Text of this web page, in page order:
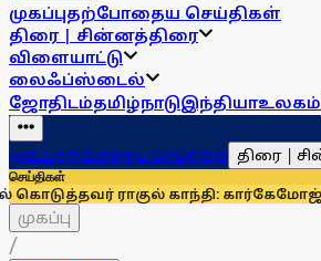
முகப்புதற்போதைய செய்திகள்
திரை | சின்னத்திரை
விளையாட்டு
லைஃப்ஸ்டைல்
ஜோதிடம்தமிழ்நாடுஇந்தியாஉலகம்
முகப்புதற்போதைய செய்திகள் திரை |
செய்திகள்
ராகுல் காந்தி: கார்கேமோஜ்தபா
முகப்பு
/